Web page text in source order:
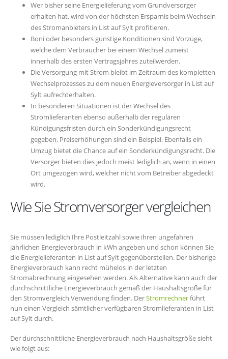
Wer bisher seine Energielieferung vom Grundversorger
erhalten hat, wird von der höchsten Ersparnis beim Wechseln
des Stromanbieters in List auf Sylt profitieren.
Boni oder besonders günstige Konditionen sind Vorzüge,
welche dem Verbraucher bei einem Wechsel zumeist
innerhalb des ersten Vertragsjahres zuteilwerden.
Die Versorgung mit Strom bleibt im Zeitraum des kompletten
Wechselprozesses zu dem neuen Energieversorger in List auf
Sylt aufrechterhalten.
In besonderen Situationen ist der Wechsel des
Stromlieferanten ebenso außerhalb der regulären
Kündigungsfristen durch ein Sonderkündigungsrecht
gegeben, Preiserhöhungen sind ein Beispiel. Ebenfalls ein
Umzug bietet die Chance auf ein Sonderkündigungsrecht. Die
Versorger bieten dies jedoch meist lediglich an, wenn in einen
Ort umgezogen wird, welcher nicht vom Betreiber abgedeckt
wird.
Wie Sie Stromversorger vergleichen
Sie müssen lediglich Ihre Postleitzahl sowie ihren ungefähren
jährlichen Energieverbrauch in kWh angeben und schon können Sie
die Energielieferanten in List auf Sylt gegenüberstellen. Der bisherige
Energieverbrauch kann recht mühelos in der letzten
Stromabrechnung eingesehen werden. Als Alternative kann auch der
durchschnittliche Energieverbrauch gemäß der Haushaltsgröße für
den Stromvergleich Verwendung finden. DerStromrechnerführt
nun einen Vergleich sämtlicher verfügbaren Stromlieferanten in List
auf Sylt durch.
Der durchschnittliche Energieverbrauch nach Haushaltsgröße sieht
wie folgt aus: